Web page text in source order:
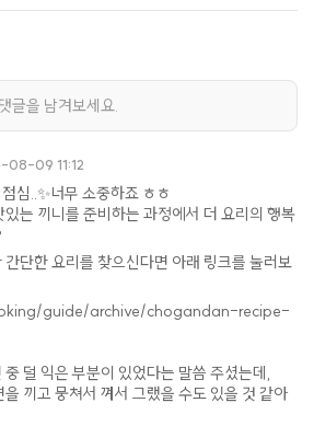
글을 남겨보세요.
08-09 11:12
심..✨너무 소중하죠 ㅎㅎ
는 끼니를 준비하는 과정에서 더 요리의 행복
간단한 요리를 찾으신다면 아래 링크를 눌러보
guide/archive/chogandan-recipe-
덜 익은 부분이 있었다는 말씀 주셨는데,
끼고 뭉쳐서 껴서 그랬을 수도 있을 것 같아